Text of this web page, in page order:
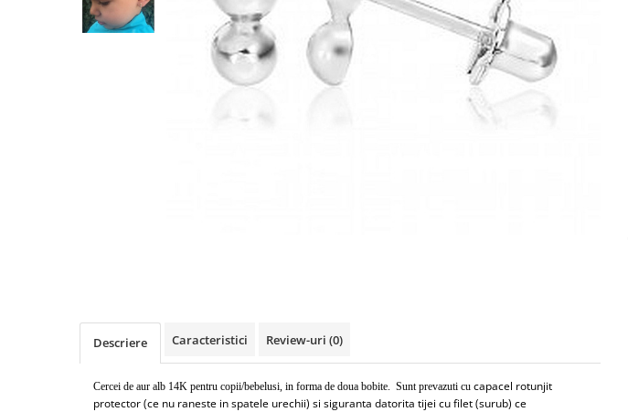
Cercei din aur dama
Descriere Caracteristici Review-uri (0)
Cercei de aur alb 14K pentru copii/bebelusi, in forma de doua bobite. Sunt prevazuti cu capacel rotunjit
protector (ce nu raneste in spatele urechii) si siguranta datorita tijei cu filet (surub) ce